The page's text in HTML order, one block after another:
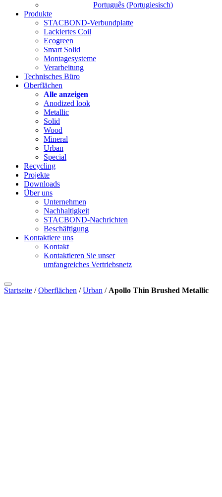
Português (Portugiesisch)
Produkte
STACBOND-Verbundplatte
Lackiertes Coil
Ecogreen
Smart Solid
Montagesysteme
Verarbeitung
Technisches Büro
Oberflächen
Alle anzeigen
Anodized look
Metallic
Solid
Wood
Mineral
Urban
Special
Recycling
Projekte
Downloads
Über uns
Unternehmen
Nachhaltigkeit
STACBOND-Nachrichten
Beschäftigung
Kontaktiere uns
Kontakt
Kontaktieren Sie unser
umfangreiches Vertriebsnetz
Startseite /Oberflächen /Urban / Apollo Thin Brushed Metallic